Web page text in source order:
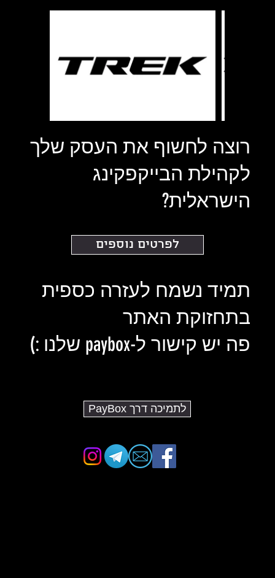
תמיד נשמח לעזרה כספית
בתחזוקת האתר
פה יש קישור ל-paybox שלנו :)
לתמיכה דרך PayBox
רוצה לחשוף את העסק שלך
לקהילת הבייקפקינג
הישראלית?
לפרטים נוספים